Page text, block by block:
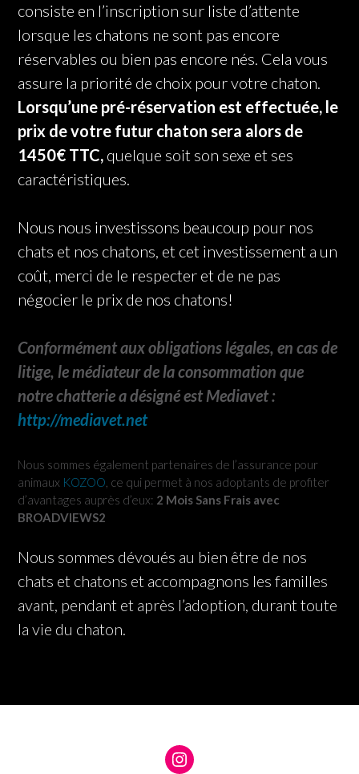
consiste en l’inscription sur liste d’attente
lorsque les chatons ne sont pas encore
réservables ou bien pas encore nés. Cela vous
assure la priorité de choix pour votre chaton.
Lorsqu’une pré-réservation est effectuée, le
prix de votre futur chaton sera alors de
1450€ TTC, quelque soit son sexe et ses
caractéristiques.
Nous nous investissons beaucoup pour nos
chats et nos chatons, et cet investissement a un
coût, merci de le respecter et de ne pas
négocier le prix de nos chatons!
Conformément aux obligations légales, en cas de
litige, le médiateur de la consommation que
notre chatterie a désigné est Mediavet :
http://mediavet.net
Nous sommes également partenaires de l’assurance pour
animaux KOZOO , ce qui permet à nos adoptants de profiter
d’avantages auprès d’eux: 2 Mois Sans Frais avec
BROADVIEWS2
Nous sommes dévoués au bien être de nos
chats et chatons et accompagnons les familles
avant, pendant et après l’adoption, durant toute
la vie du chaton.
Instagram